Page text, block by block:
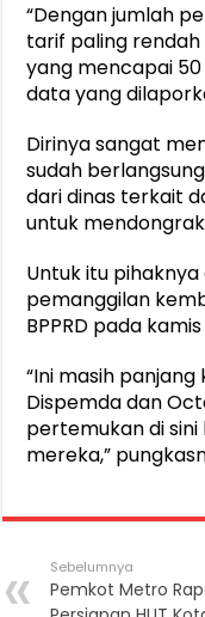
“Dengan jumlah
tarif paling
yang mencapai 50
data yang
Dirinya sangat
sudah
dari dinas terkait
untuk
Untuk itu
pemanggilan
BPPRD pada
“Ini masih
Dispemda dan
pertemukan di
mereka,”
Sebelumnya
Pemkot Metro